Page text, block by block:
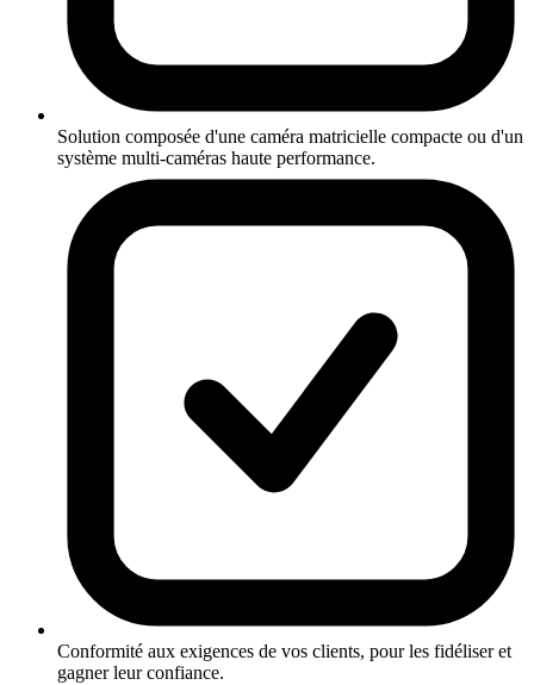
Solution composée d'une caméra matricielle compacte ou d'un
système multi-caméras haute performance.
Conformité aux exigences de vos clients, pour les fidéliser et
gagner leur confiance.